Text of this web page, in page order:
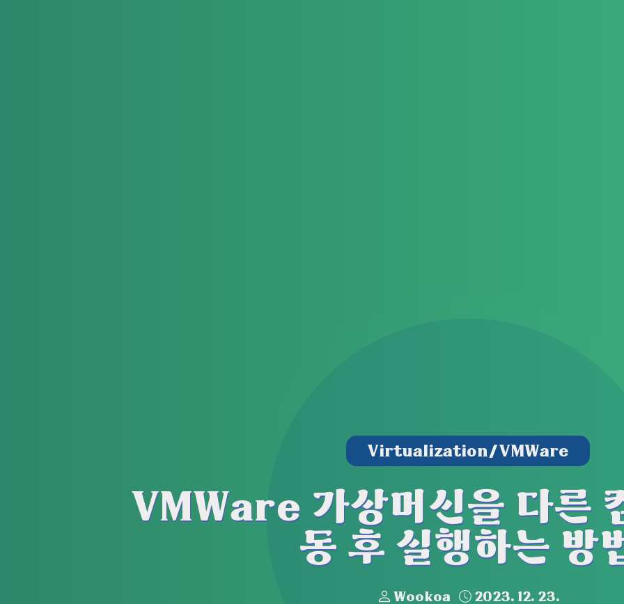
Virtualization/VMWare
VMWare 가상머신을 다른
동 후 실행하는 방
Wookoa 2023. 12. 23.